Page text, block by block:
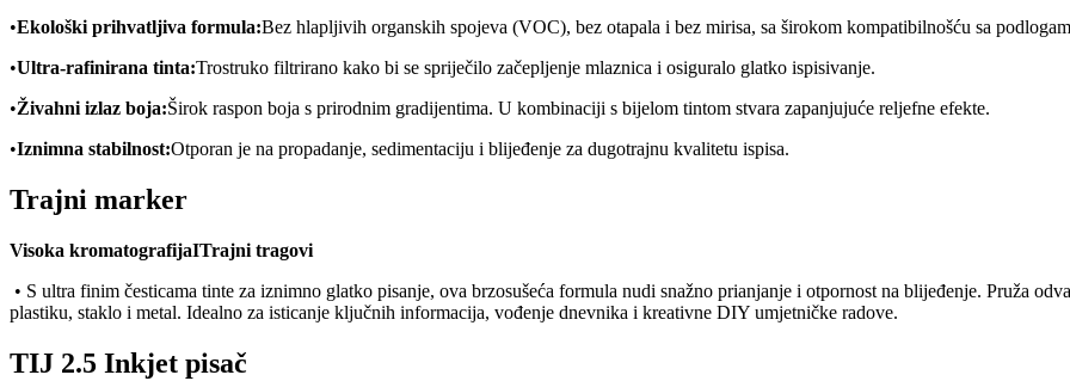
•Ekološki prihvatljiva formula:Bez hlapljivih organskih spojeva (VOC), bez otapala i bez mirisa, sa širokom kompatibilnošću sa
•Ultra-rafinirana tinta:Trostruko filtrirano kako bi se spriječilo začepljenje mlaznica i osiguralo glatko ispisivanje.
•Živahni izlaz boja:Širok raspon boja s prirodnim gradijentima. U kombinaciji s bijelom tintom stvara zapanjujuće reljefne efekte.
•Iznimna stabilnost:Otporan je na propadanje, sedimentaciju i blijeđenje za dugotrajnu kvalitetu ispisa.
Trajni marker
Visoka kromatografijaITrajni tragovi
• S ultra finim česticama tinte za iznimno glatko pisanje, ova brzosušeća formula nudi snažno prianjanje i otpornost na blijeđenje. Pruža
plastiku, staklo i metal. Idealno za isticanje ključnih informacija, vođenje dnevnika i kreativne DIY umjetničke radove.
TIJ 2.5 Inkjet pisač